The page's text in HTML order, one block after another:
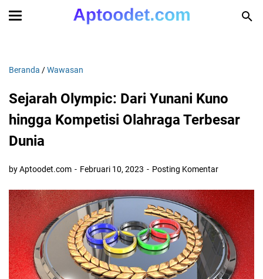
Beranda /Wawasan
Sejarah Olympic: Dari Yunani Kuno
hingga Kompetisi Olahraga Terbesar
Dunia
by Aptoodet.com Februari 10, 2023 Posting Komentar